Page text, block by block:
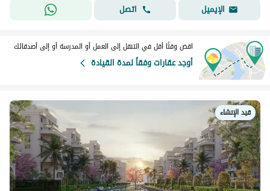
الإيميل
اتصل
اقض وقتًا أقل في التنقل إلى العمل أو المدرسة أو إلى أصدقائك
أوجد عقارات وفقاً لمدة القيادة
قيد الإنشاء